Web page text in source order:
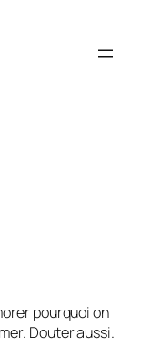
pourquoi on
Douter aussi.